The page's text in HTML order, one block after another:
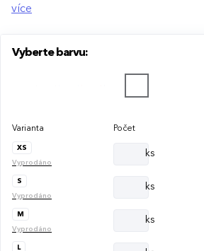
technologii potisku s ohledem na
více
Vyberte barvu:
Varianta Počet
XS
Vyprodáno
ks
S
Vyprodáno
ks
M
Vyprodáno
ks
L